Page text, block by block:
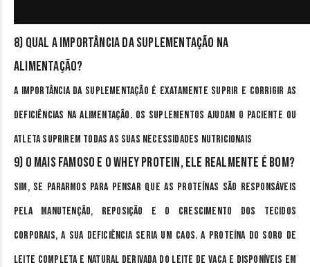
8) Qual a importância da suplementação na
alimentação?
A importância da suplementação é exatamente suprir e corrigir as
deficiências na alimentação. Os suplementos ajudam o paciente ou
atleta suprirem todas as suas necessidades nutricionais
9) O mais famoso e o Whey Protein, ele realmente é bom?
Sim, se pararmos para pensar que as proteínas são responsáveis
pela manutenção, reposição e o crescimento dos tecidos
corporais, a sua deficiência seria um caos. A proteína do soro de
leite completa e natural derivada do leite de vaca e disponíveis em